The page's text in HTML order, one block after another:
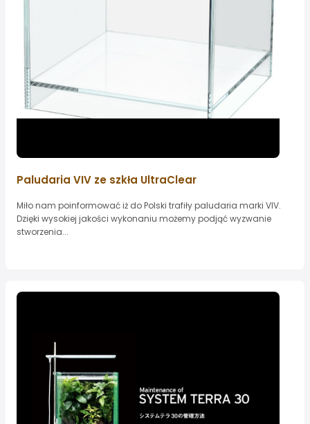
Paludaria VIV ze szkła UltraClear
Miło nam poinformować iż do Polski trafiły paludaria marki VIV.
Dzięki wysokiej jakości wykonaniu możemy podjąć wyzwanie
stworzenia...